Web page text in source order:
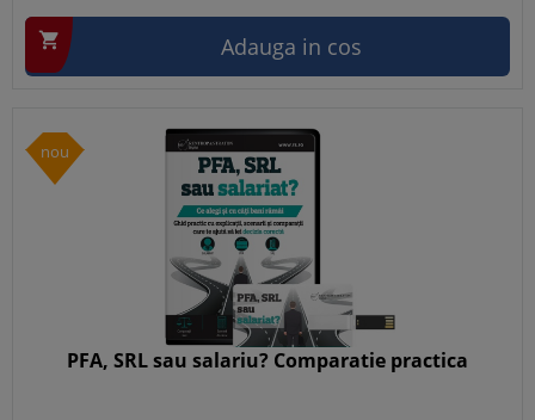
 Adauga in cos
nou
PFA, SRL sau salariu? Comparatie practica